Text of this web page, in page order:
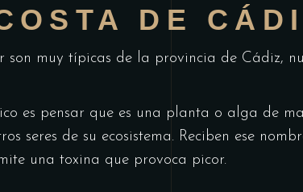
DE
son muy típicas de la provincia de Cádiz,
es pensar que es una planta o alga de
seres de su ecosistema. Reciben ese
una toxina que provoca picor.